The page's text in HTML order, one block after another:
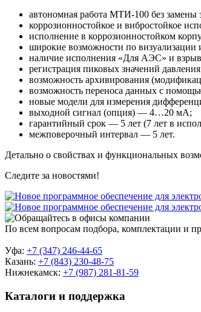
автономная работа МТИ-100 без замены
коррозионностойкое и вибростойкое
исполнение в коррозионностойком
широкие возможности по
наличие исполнения «Для АЭС» и
регистрация пиковых значений
возможность архивирования
возможность переноса данных с
новые модели для измерения
выходной сигнал (опция) — 4…20 мА;
гарантийный срок — 5 лет (7 лет в
межповерочный интервал — 5 лет.
Детально о свойствах и функциональных
Следите за новостями!
По всем вопросам подбора, комплектации и
Уфа: +7 (347) 246-44-65
Казань: +7 (843) 230-48-75
Нижнекамск: +7 (987) 281-81-59
Каталоги и поддержка